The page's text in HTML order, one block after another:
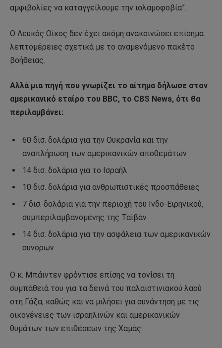
αμφιβολίες να καταγγείλουμε την ισλαμοφοβία”.
Ο Λευκός Οίκος δεν έχει ακόμη ανακοινώσει επίσημα
λεπτομέρειες σχετικά με το αναμενόμενο πακέτο
βοήθειας.
Αλλά μια πηγή που γνωρίζει το αίτημα δήλωσε στον
αμερικανικό εταίρο του BBC, το CBS News, ότι θα
περιλαμβάνει:
60 δισ. δολάρια για την Ουκρανία και την
αναπλήρωση των αμερικανικών αποθεμάτων
14 δισ. δολάρια για το Ισραήλ
10 δισ. δολάρια για ανθρωπιστικές προσπάθειες
7 δισ. δολάρια για την περιοχή του Ινδο-Ειρηνικού,
συμπεριλαμβανομένης της Ταϊβάν
14 δισ. δολάρια για την ασφάλεια των αμερικανικών
συνόρων
Ο κ. Μπάιντεν φρόντισε επίσης να τονίσει τη
συμπάθειά του για τα δεινά του παλαιστινιακού λαού
στη Γάζα, καθώς και να μιλήσει για συνάντηση με τις
οικογένειες των ισραηλινών και αμερικανικών
θυμάτων των επιθέσεων της Χαμάς.